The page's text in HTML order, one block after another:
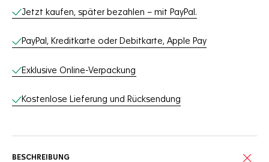
Jetzt kaufen, später bezahlen – mit PayPal.
PayPal, Kreditkarte oder Debitkarte, Apple Pay
Exklusive Online-Verpackung
Kostenlose Lieferung und Rücksendung
BESCHREIBUNG